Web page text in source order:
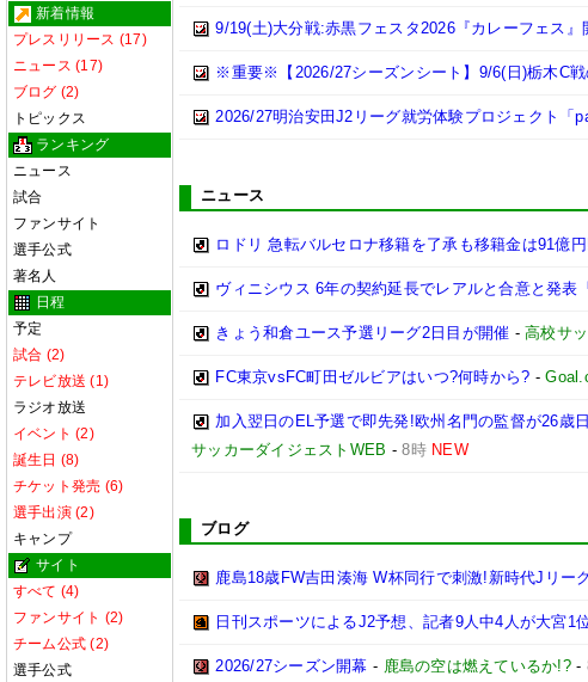
新着情報
プレスリリース (17)
ニュース (17)
ブログ (2)
トピックス
ランキング
ニュース
試合
ファンサイト
選手公式
著名人
日程
予定
試合 (2)
テレビ放送 (1)
ラジオ放送
イベント (2)
誕生日 (8)
チケット発売 (6)
選手出演 (2)
キャンプ
サイト
すべて (4)
ファンサイト (2)
チーム公式 (2)
選手公式
9/19(土)大分戦:赤黒フェスタ2026『カレーフェス』
※重要※【2026/27シーズンシート】9/6(日)栃木C戦
2026/27明治安田J2リーグ就労体験プロジェクト「
ニュース
ロドリ 急転バルセロナ移籍を了承も移籍金は91億
ヴィニシウス 6年の契約延長でレアルと合意と発
きょう和倉ユース予選リーグ2日目が開催 -高校サ
FC東京vsFC町田ゼルビアはいつ?何時から? -
加入翌日のEL予選で即先発!欧州名門の監督が26歳
サッカーダイジェストWEB -8時 NEW
ブログ
鹿島18歳FW吉田湊海 W杯同行で刺激!新時代Jリー
日刊スポーツによるJ2予想、記者9人中4人が大宮1
2026/27シーズン開幕 - 鹿島の空は燃えているか!? -